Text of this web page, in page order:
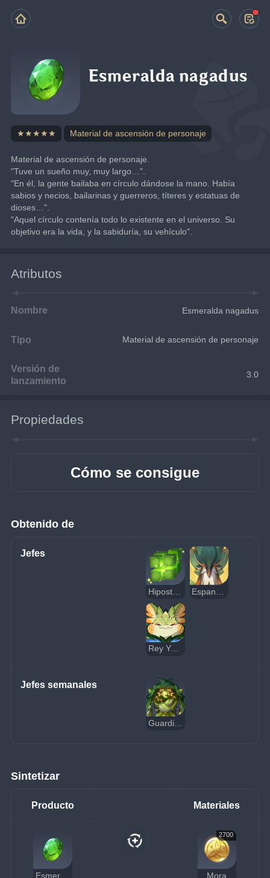
Esmeralda nagadus
★★★★★ Material de ascensión de personaje
Material de ascensión de personaje.
"Tuve un sueño muy, muy largo…".
"En él, la gente bailaba en círculo dándose la mano. Había
sabios y necios, bailarinas y guerreros, títeres y estatuas de
dioses…".
"Aquel círculo contenía todo lo existente en el universo. Su
objetivo era la vida, y la sabiduría, su vehículo".
Atributos
Nombre Esmeralda nagadus
Tipo Material de ascensión de personaje
Versión de
lanzamiento
3.0
Propiedades
Cómo se consigue
Obtenido de
Jefes
Hipostasis Dendro
Rey Yumkasaurio Glotón
Jefes semanales
Guardián del Oasis de Apep
Sintetizar
Producto Materiales
Esmeralda nagadus
2700
Mora